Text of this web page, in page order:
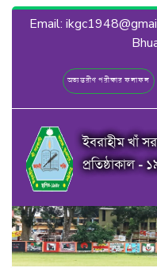
Email:
অভ্যন্তরীণ পরীক্ষার ফলাফল
ইবরাহীম খাঁ
প্রতিষ্ঠাকাল -
Previous